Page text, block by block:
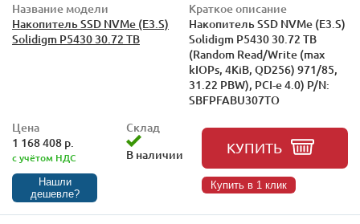
Название модели
Накопитель SSD NVMe (E3.S)
Solidigm P5430 30.72 TB
Краткое описание
Накопитель SSD NVMe (E3.S)
Solidigm P5430 30.72 TB
(Random Read/Write (max
kIOPs, 4KiB, QD256) 971/85,
31.22 PBW), PCI-e 4.0) P/N:
SBFPFABU307TO
Цена
1 168 408 р.
с учётом НДС
Нашли
дешевле?
Склад
В наличии
КУПИТЬ
Купить в 1 клик